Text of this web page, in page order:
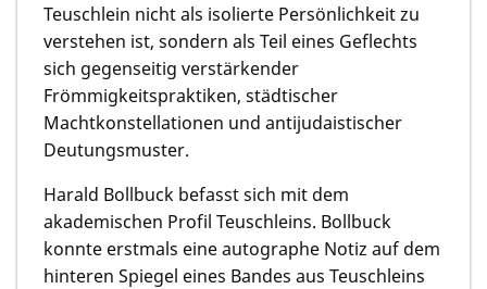
Teuschlein nicht als isolierte Persönlichkeit zu
verstehen ist, sondern als Teil eines Geflechts
sich gegenseitig verstärkender
Frömmigkeitspraktiken, städtischer
Machtkonstellationen und antijudaistischer
Deutungsmuster.
Harald Bollbuck befasst sich mit dem
akademischen Profil Teuschleins. Bollbuck
konnte erstmals eine autographe Notiz auf dem
hinteren Spiegel eines Bandes aus Teuschleins